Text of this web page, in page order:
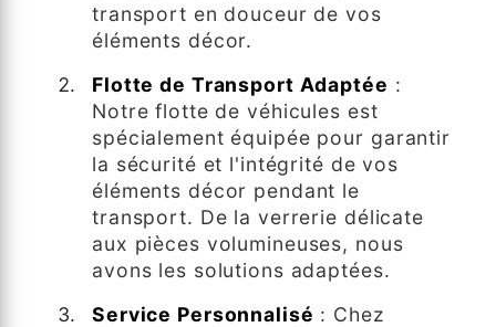
transport en douceur de vos
éléments décor.
Flotte de Transport Adaptée :
Notre flotte de véhicules est
spécialement équipée pour garantir
la sécurité et l'intégrité de vos
éléments décor pendant le
transport. De la verrerie délicate
aux pièces volumineuses, nous
avons les solutions adaptées.
Service Personnalisé : Chez